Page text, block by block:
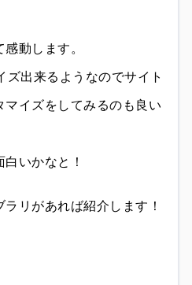
動します。
ズ出来るようなのでサイト
マイズをしてみるのも良い
いかなと！
リがあれば紹介します！